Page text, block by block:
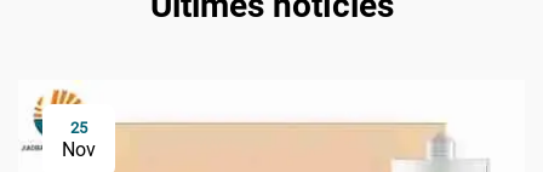
25
Nov